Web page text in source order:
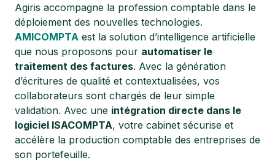
Agiris accompagne la profession comptable dans le
déploiement des nouvelles technologies.
AMICOMPTA est la solution d’intelligence artificielle
que nous proposons pour automatiser le
traitement des factures. Avec la génération
d’écritures de qualité et contextualisées, vos
collaborateurs sont chargés de leur simple
validation. Avec une intégration directe dans le
logiciel ISACOMPTA, votre cabinet sécurise et
accélère la production comptable des entreprises de
son portefeuille.